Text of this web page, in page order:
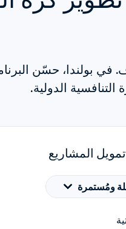
الدولية.
المشاريع
ومُستمرة